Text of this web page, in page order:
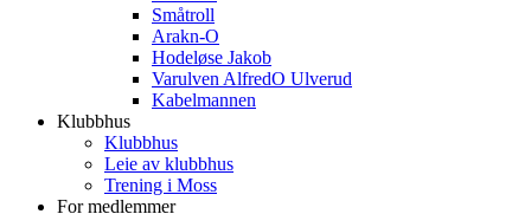
Småtroll
Arakn-O
Hodeløse Jakob
Varulven AlfredO Ulverud
Kabelmannen
Klubbhus
Klubbhus
Leie av klubbhus
Trening i Moss
For medlemmer